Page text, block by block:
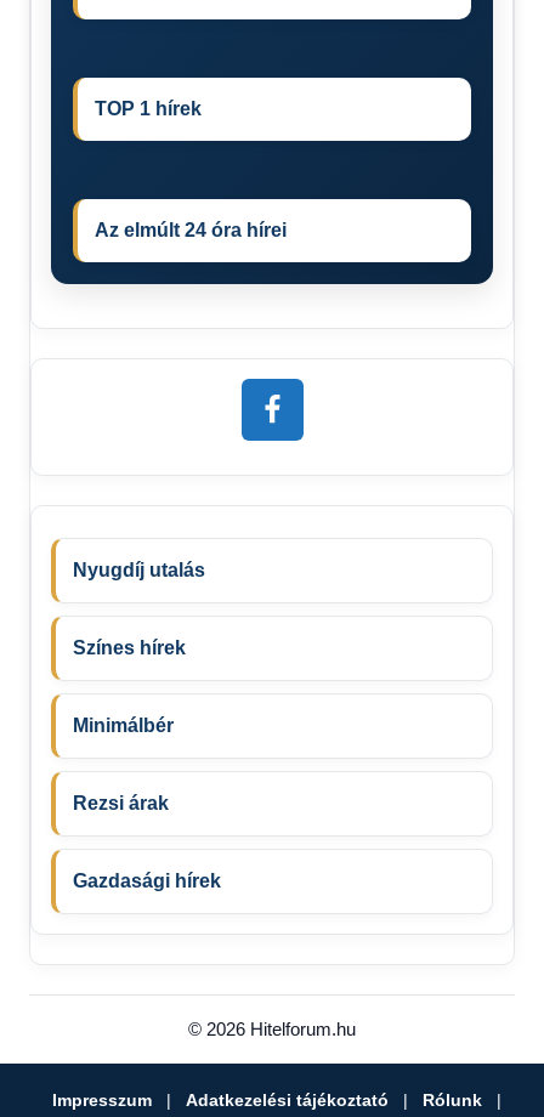
TOP 1 hírek
Az elmúlt 24 óra hírei
Nyugdíj utalás
Színes hírek
Minimálbér
Rezsi árak
Gazdasági hírek
© 2026 Hitelforum.hu
Impresszum | Adatkezelési tájékoztató | Rólunk |